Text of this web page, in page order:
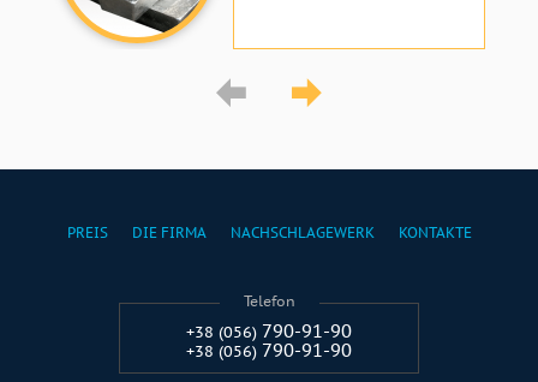
PREIS DIE FIRMA NACHSCHLAGEWERK KONTAKTE
Telefon
+38 (056) 790-91-90
+38 (056) 790-91-90